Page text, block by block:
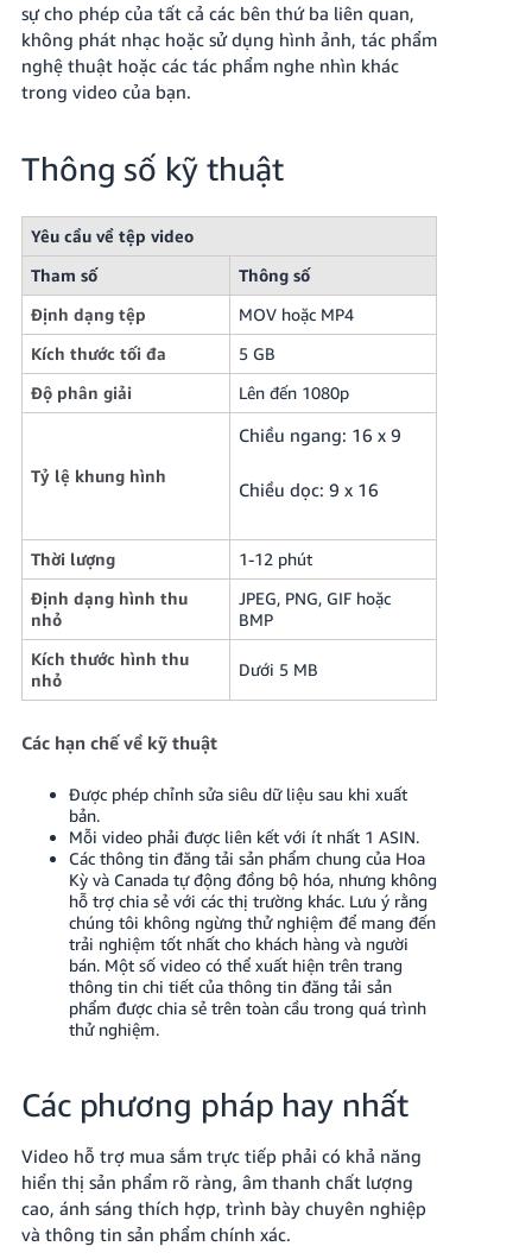
sự cho phép của tất cả các bên thứ ba liên quan,
không phát nhạc hoặc sử dụng hình ảnh, tác phẩm
nghệ thuật hoặc các tác phẩm nghe nhìn khác
trong video của bạn.
Thông số kỹ thuật
Yêu cầu về tệp video
Tham số
Thông số
Định dạng tệp
MOV hoặc MP4
Kích thước tối đa
5 GB
Độ phân giải
Lên đến 1080p
Tỷ lệ khung hình
Chiều ngang: 16 x 9
Chiều dọc: 9 x 16
Thời lượng
1-12 phút
Định dạng hình thu
nhỏ
JPEG, PNG, GIF hoặc
BMP
Kích thước hình thu
nhỏ
Dưới 5 MB
Các hạn chế về kỹ thuật
Được phép chỉnh sửa siêu dữ liệu sau khi xuất
bản.
Mỗi video phải được liên kết với ít nhất 1 ASIN.
Các thông tin đăng tải sản phẩm chung của Hoa
Kỳ và Canada tự động đồng bộ hóa, nhưng không
hỗ trợ chia sẻ với các thị trường khác. Lưu ý rằng
chúng tôi không ngừng thử nghiệm để mang đến
trải nghiệm tốt nhất cho khách hàng và người
bán. Một số video có thể xuất hiện trên trang
thông tin chi tiết của thông tin đăng tải sản
phẩm được chia sẻ trên toàn cầu trong quá trình
thử nghiệm.
Các phương pháp hay nhất
Video hỗ trợ mua sắm trực tiếp phải có khả năng
hiển thị sản phẩm rõ ràng, âm thanh chất lượng
cao, ánh sáng thích hợp, trình bày chuyên nghiệp
và thông tin sản phẩm chính xác.